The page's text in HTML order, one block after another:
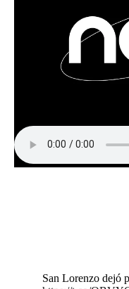
San Lorenzo dejó